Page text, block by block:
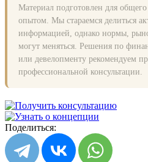
Материал подготовлен для
опытом. Мы стараемся делиться
информацией, однако нормы,
могут меняться. Решения по
или девелопменту рекомендуем
профессиональной консультации.
Поделиться: